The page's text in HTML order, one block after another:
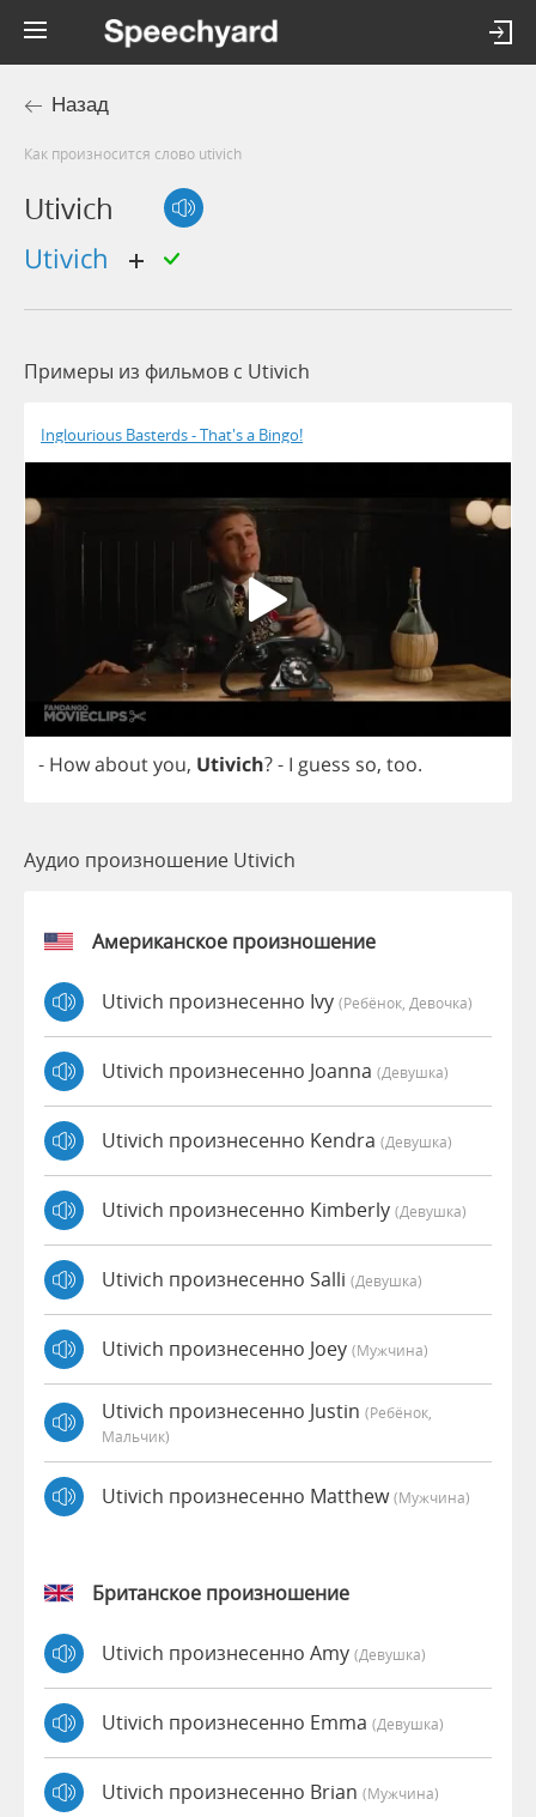
Назад
Как произносится слово utivich
Utivich
utivich
Примеры из фильмов c Utivich
Inglourious Basterds - That's a Bingo!
- Howaboutyou, Utivich?- I guess so, too.
Аудио произношение Utivich
Американское произношение
Utivich произнесенно Ivy (Ребёнок, Девочка)
Utivich произнесенно Joanna (девушка)
Utivich произнесенно Kendra (девушка)
Utivich произнесенно Kimberly (девушка)
Utivich произнесенно Salli (девушка)
Utivich произнесенно Joey (мужчина)
Utivich произнесенно Justin (Ребёнок,
Мальчик)
Utivich произнесенно Matthew(мужчина)
Британское произношение
Utivich произнесенно Amy (девушка)
Utivich произнесенно Emma (девушка)
Utivich произнесенно Brian (мужчина)